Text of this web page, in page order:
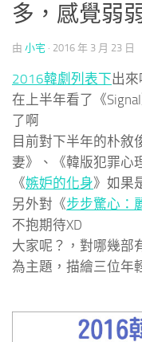
多，感覺弱
由 小宅 · 2016 年 3 月 23 日
2016韓劇列表下出來
在上半年看了《
了啊
目前對下半年的朴敘
妻》、《韓版犯罪心
《嫉妒的化身》如果
另外對《步步驚心：
不抱期待XD
大家呢？，對哪幾部
為主題，描繪三位年